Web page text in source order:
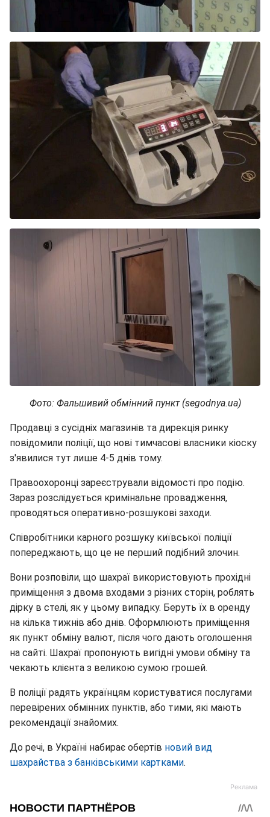
Фото: Фальшивий обмінний пункт (segodnya.ua)
Продавці з сусідніх магазинів та дирекція ринку
повідомили поліції, що нові тимчасові власники кіоску
з'явилися тут лише 4-5 днів тому.
Правоохоронці зареєстрували відомості про подію.
Зараз розслідується кримінальне провадження,
проводяться оперативно-розшукові заходи.
Співробітники карного розшуку київської поліції
попереджають, що це не перший подібний злочин.
Вони розповіли, що шахраї використовують прохідні
приміщення з двома входами з різних сторін, роблять
дірку в стелі, як у цьому випадку. Беруть їх в оренду
на кілька тижнів або днів. Оформлюють приміщення
як пункт обміну валют, після чого дають оголошення
на сайті. Шахраї пропонують вигідні умови обміну та
чекають клієнта з великою сумою грошей.
В поліції радять українцям користуватися послугами
перевірених обмінних пунктів, або тими, які мають
рекомендації знайомих.
До речі, в Україні набирає обертів новий вид
шахрайства з банківськими картками.